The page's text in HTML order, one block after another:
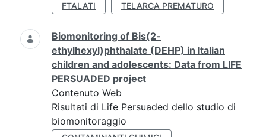
FTALATI
TELARCA PREMATURO
Biomonitoring of Bis(2-
ethylhexyl)phthalate (DEHP) in Italian
children and adolescents: Data from LIFE
PERSUADED project
Contenuto Web
Risultati di Life Persuaded dello studio di
biomonitoraggio